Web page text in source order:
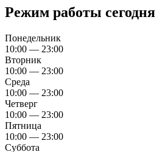
Режим работы сегодня
Понедельник
10:00 — 23:00
Вторник
10:00 — 23:00
Среда
10:00 — 23:00
Четверг
10:00 — 23:00
Пятница
10:00 — 23:00
Суббота